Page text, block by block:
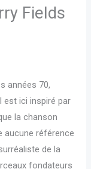
Fields
années 70,
est ici inspiré par
la chanson
aucune référence
de la
fondateurs